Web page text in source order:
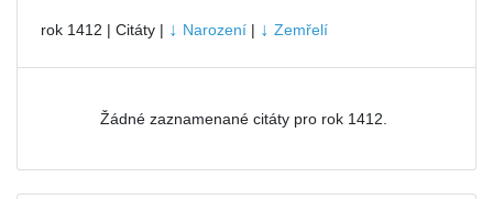
rok 1412 | Citáty | ↓ Narození | ↓ Zemřelí
Žádné zaznamenané citáty pro rok 1412.